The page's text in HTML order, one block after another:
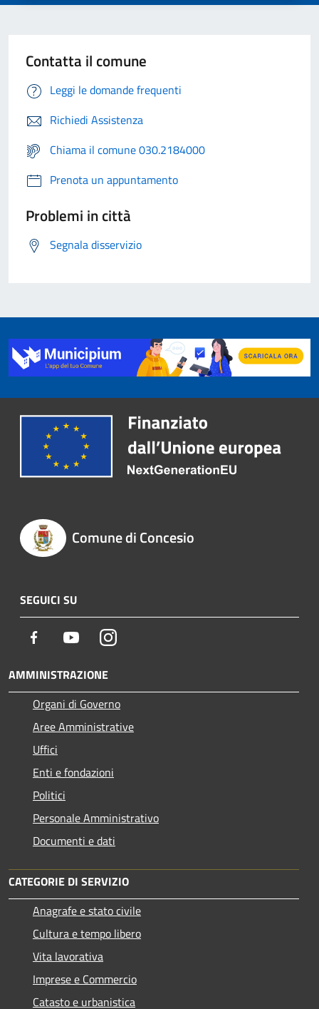
Contatta il comune
Leggi le domande frequenti
Richiedi Assistenza
Chiama il comune 030.2184000
Prenota un appuntamento
Problemi in città
Segnala disservizio
Comune di Concesio
SEGUICI SU
Facebook YoutubeInstagram
AMMINISTRAZIONE
Organi di Governo
Aree Amministrative
Uffici
Enti e fondazioni
Politici
Personale Amministrativo
Documenti e dati
CATEGORIE DI SERVIZIO
Anagrafe e stato civile
Cultura e tempo libero
Vita lavorativa
Imprese e Commercio
Catasto e urbanistica